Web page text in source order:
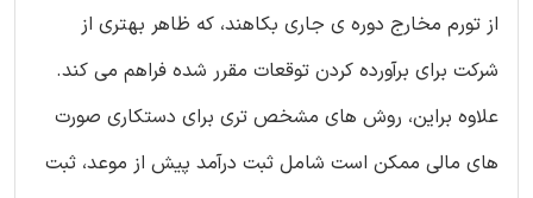
از تورم مخارج دوره ی جاری بکاهند، که ظاهر بهتری از
شرکت برای برآورده کردن توقعات مقرر شده فراهم می کند.
علاوه براین، روش های مشخص تری برای دستکاری صورت
های مالی ممکن است شامل ثبت درآمد پیش از موعد، ثبت